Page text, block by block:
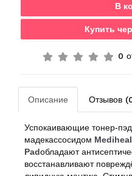
В
Купить
0
Описание Отзывов
Успокаивающие тонер-
мадекассосидом
Padобладают
восстанавливают